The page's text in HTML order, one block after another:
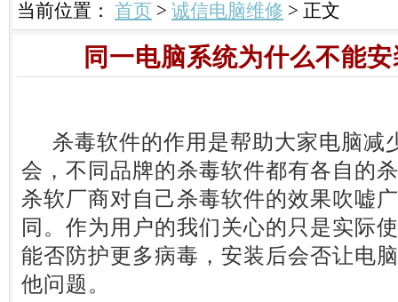
当前位置： 首页 > 诚信电脑维修 > 正文
同一电脑系统为什么不能
杀毒软件的作用是帮助大家电脑减
会，不同品牌的杀毒软件都有各自的
杀软厂商对自己杀毒软件的效果吹嘘
同。作为用户的我们关心的只是实际
能否防护更多病毒，安装后会否让电
他问题。